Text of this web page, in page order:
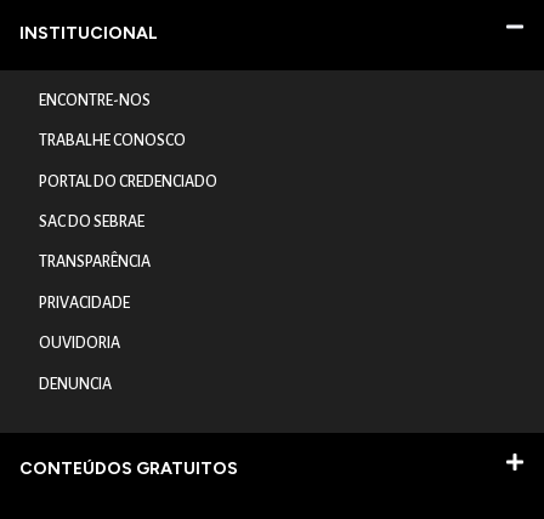
INSTITUCIONAL
ENCONTRE-NOS
TRABALHE CONOSCO
PORTAL DO CREDENCIADO
SAC DO SEBRAE
TRANSPARÊNCIA
PRIVACIDADE
OUVIDORIA
DENUNCIA
CONTEÚDOS GRATUITOS